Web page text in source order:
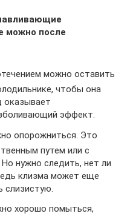
можно после
можно оставить
чтобы она
оказывает
эффект.
опорожниться. Это
путем или с
нужно следить, нет ли
клизма может еще
слизистую.
хорошо помыться,